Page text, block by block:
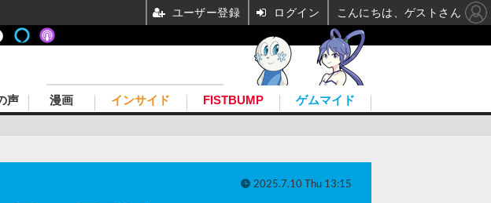
声 漫画 インサイド FISTBUMP ゲムマイド
2025.7.10 Thu 13:15
ユーザー登録 ログイン こんにちは、ゲストさん